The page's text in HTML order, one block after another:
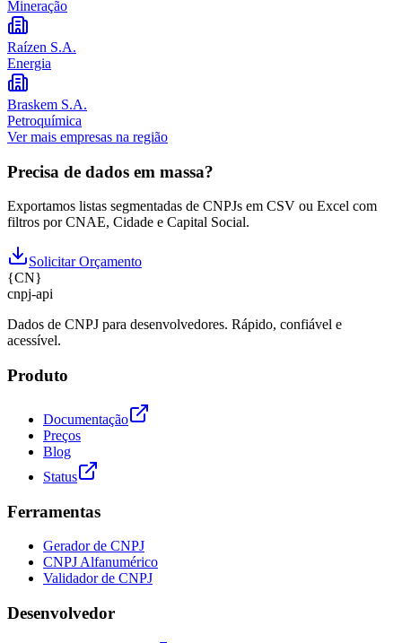
Mineração
Raízen S.A.
Energia
Braskem S.A.
Petroquímica
Ver mais empresas na região
Precisa de dados em massa?
Exportamos listas segmentadas de CNPJs em CSV ou Excel com
filtros por CNAE, Cidade e Capital Social.
Solicitar Orçamento
{CN}
cnpj-api
Dados de CNPJ para desenvolvedores. Rápido, confiável e
acessível.
Produto
Documentação
Preços
Blog
Status
Ferramentas
Gerador de CNPJ
CNPJ Alfanumérico
Validador de CNPJ
Desenvolvedor